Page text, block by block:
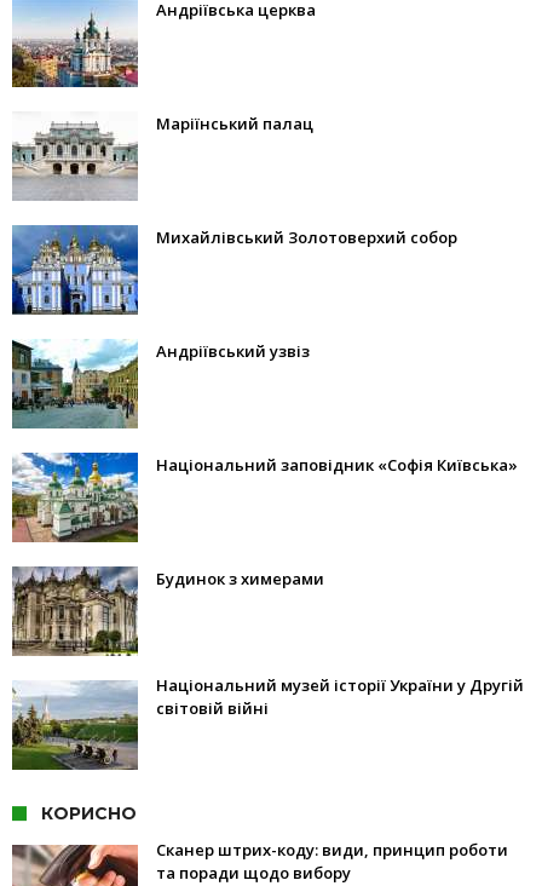
Андріївська церква
Маріїнський палац
Михайлівський Золотоверхий собор
Андріївський узвіз
Національний заповідник «Софія Київська»
Будинок з химерами
Національний музей історії України у Другій
світовій війні
КОРИСНО
Сканер штрих-коду: види, принцип роботи
та поради щодо вибору